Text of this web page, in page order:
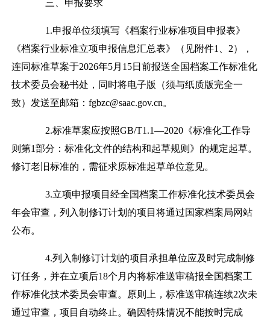
三、申报要求
1.申报单位须填写《档案行业标准项目申报表》
《档案行业标准立项申报信息汇总表》（见附件1 2），
连同标准草案于2026年5月 15日前报送全国档案工作标准化
技术委员会秘书处，同时将电子版（须与纸质版完全一
致）发送至邮箱： fgbzc@saac.gov.cn。
2.标准草案应按照GB/T1.1—2020《标准化工作导
则 第1部分：标准化文件的结构和起草规则》的规定起草。
修订老旧标准的，需征求原标准起草单位意见。
3.立项申报项目经全国档案工作标准化技术委员会
年会审查，列入制修订计划的项目将通过国家档案局网站
公布。
4.列入制修订计划的项目承担单位应及时完成制修
订任务，并在立项后18个月内将标准送审稿报全国档案工
作标准化技术委员会审查。原则上，标准送审稿连续2次未
通过审查，项目自动终止。确因特殊情况不能按时完成